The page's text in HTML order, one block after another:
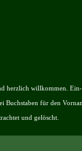
herzlich willkommen.
Buchstaben für den
und gelöscht.